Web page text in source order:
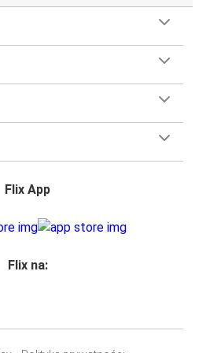
- Kraków na pokładzie
podróż w wielkim stylu, z
jedną sztuka bagażu
bagażu głównego
miejsca w bagażu.
autobusachale jeśli chcesz
maszmiejsce klasyczne,
Flix App
Flix na: